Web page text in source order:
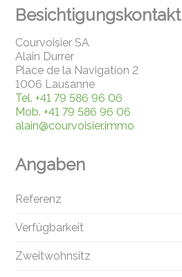
Besichtigungskontakt
Courvoisier SA
Alain Durrer
Place de la Navigation 2
1006 Lausanne
Tel. +41 79 586 96 06
Mob. +41 79 586 96 06
alain@courvoisier.immo
Angaben
Referenz
Verfügbarkeit
Zweitwohnsitz